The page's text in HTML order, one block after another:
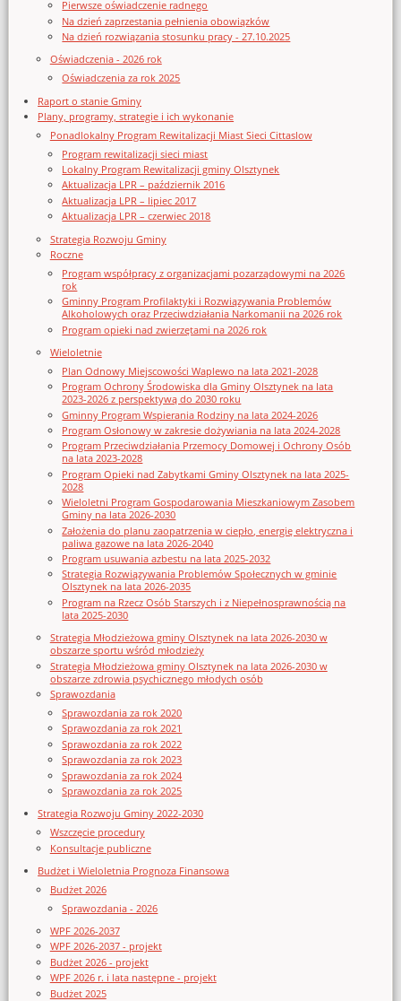
Pierwsze oświadczenie radnego
Na dzień zaprzestania pełnienia obowiązków
Na dzień rozwiązania stosunku pracy - 27.10.2025
Oświadczenia - 2026 rok
Oświadczenia za rok 2025
Raport o stanie Gminy
Plany, programy, strategie i ich wykonanie
Ponadlokalny Program Rewitalizacji Miast Sieci Cittaslow
Program rewitalizacji sieci miast
Lokalny Program Rewitalizacji gminy Olsztynek
Aktualizacja LPR – październik 2016
Aktualizacja LPR – lipiec 2017
Aktualizacja LPR – czerwiec 2018
Strategia Rozwoju Gminy
Roczne
Program współpracy z organizacjami pozarządowymi na 2026
rok
Gminny Program Profilaktyki i Rozwiązywania Problemów
Alkoholowych oraz Przeciwdziałania Narkomanii na 2026 rok
Program opieki nad zwierzętami na 2026 rok
Wieloletnie
Plan Odnowy Miejscowości Waplewo na lata 2021-2028
Program Ochrony Środowiska dla Gminy Olsztynek na lata
2023-2026 z perspektywą do 2030 roku
Gminny Program Wspierania Rodziny na lata 2024-2026
Program Osłonowy w zakresie dożywiania na lata 2024-2028
Program Przeciwdziałania Przemocy Domowej i Ochrony Osób
na lata 2023-2028
Program Opieki nad Zabytkami Gminy Olsztynek na lata 2025-
2028
Wieloletni Program Gospodarowania Mieszkaniowym Zasobem
Gminy na lata 2026-2030
Założenia do planu zaopatrzenia w ciepło, energię elektryczna i
paliwa gazowe na lata 2026-2040
Program usuwania azbestu na lata 2025-2032
Strategia Rozwiązywania Problemów Społecznych w gminie
Olsztynek na lata 2026-2035
Program na Rzecz Osób Starszych i z Niepełnosprawnością na
lata 2025-2030
Strategia Młodzieżowa gminy Olsztynek na lata 2026-2030 w
obszarze sportu wśród młodzieży
Strategia Młodzieżowa gminy Olsztynek na lata 2026-2030 w
obszarze zdrowia psychicznego młodych osób
Sprawozdania
Sprawozdania za rok 2020
Sprawozdania za rok 2021
Sprawozdania za rok 2022
Sprawozdania za rok 2023
Sprawozdania za rok 2024
Sprawozdania za rok 2025
Strategia Rozwoju Gminy 2022-2030
Wszczęcie procedury
Konsultacje publiczne
Budżet i Wieloletnia Prognoza Finansowa
Budżet 2026
Sprawozdania - 2026
WPF 2026-2037
WPF 2026-2037 - projekt
Budżet 2026 - projekt
WPF 2026 r. i lata następne - projekt
Budżet 2025